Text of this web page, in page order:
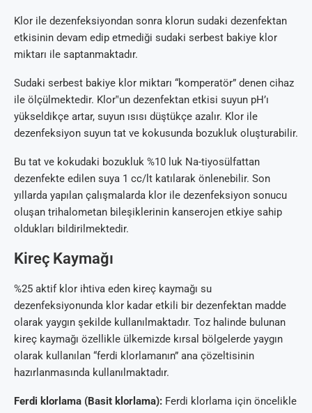
Klor ile dezenfeksiyondan sonra klorun sudaki dezenfektan
etkisinin devam edip etmediği sudaki serbest bakiye klor
miktarı ile saptanmaktadır.
Sudaki serbest bakiye klor miktarı “komperatör” denen cihaz
ile ölçülmektedir. Klor‟un dezenfektan etkisi suyun pH’ı
yükseldikçe artar, suyun ısısı düştükçe azalır. Klor ile
dezenfeksiyon suyun tat ve kokusunda bozukluk oluşturabilir.
Bu tat ve kokudaki bozukluk %10 luk Na-tiyosülfattan
dezenfekte edilen suya 1 cc/lt katılarak önlenebilir. Son
yıllarda yapılan çalışmalarda klor ile dezenfeksiyon sonucu
oluşan trihalometan bileşiklerinin kanserojen etkiye sahip
oldukları bildirilmektedir.
Kireç Kaymağı
%25 aktif klor ihtiva eden kireç kaymağı su
dezenfeksiyonunda klor kadar etkili bir dezenfektan madde
olarak yaygın şekilde kullanılmaktadır. Toz halinde bulunan
kireç kaymağı özellikle ülkemizde kırsal bölgelerde yaygın
olarak kullanılan “ferdi klorlamanın” ana çözeltisinin
hazırlanmasında kullanılmaktadır.
Ferdi klorlama (Basit klorlama): Ferdi klorlama için öncelikle